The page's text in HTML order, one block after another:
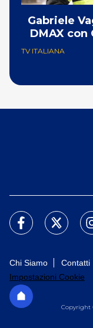
Gabriele
DMAX con
TV ITALIANA
Chi Siamo Contatti
Impostazioni Cookie
Copyright